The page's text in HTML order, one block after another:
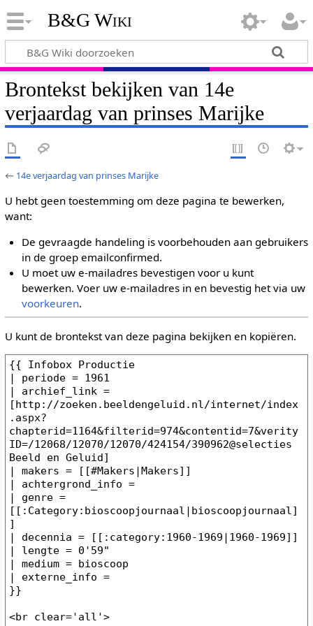
B&G Wiki
Brontekst bekijken van 14e
verjaardag van prinses Marijke
← 14e verjaardag van prinses Marijke
U hebt geen toestemming om deze pagina te bewerken,
want:
De gevraagde handeling is voorbehouden aan gebruikers
in de groep emailconfirmed.
U moet uw e-mailadres bevestigen voor u kunt
bewerken. Voer uw e-mailadres in en bevestig het via uw
voorkeuren.
U kunt de brontekst van deze pagina bekijken en kopiëren.